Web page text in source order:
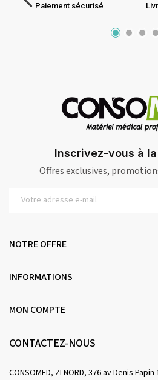
Paiement sécurisé
Inscrivez-vous à
Offres exclusives,
NOTRE OFFRE
INFORMATIONS
MON COMPTE
CONTACTEZ-NOUS
CONSOMED, ZI NORD, 376 av Denis